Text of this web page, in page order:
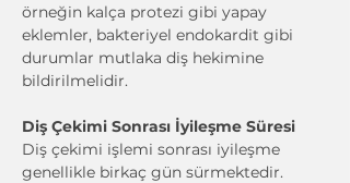
örneğin kalça protezi gibi yapay
eklemler, bakteriyel endokardit gibi
durumlar mutlaka diş hekimine
bildirilmelidir.
Diş Çekimi Sonrası İyileşme Süresi
Diş çekimi işlemi sonrası iyileşme
genellikle birkaç gün sürmektedir.